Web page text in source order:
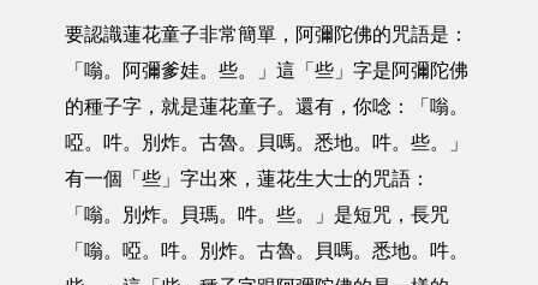
要認識蓮花童子非常簡單，阿彌陀佛的咒語是：
「嗡。阿彌爹娃。些。」這「些」字是阿彌陀佛
的種子字，就是蓮花童子。還有，你唸：「嗡。
啞。吽。別炸。古魯。貝嗎。悉地。吽。些。」
有一個「些」字出來，蓮花生大士的咒語：
「嗡。別炸。貝瑪。吽。些。」是短咒，長咒
「嗡。啞。吽。別炸。古魯。貝嗎。悉地。吽。